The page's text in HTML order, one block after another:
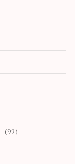
(99)